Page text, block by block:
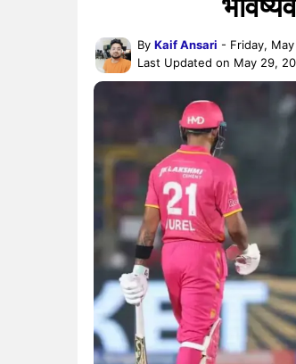
By Kaif Ansari - Friday,
Last Updated on May 29,